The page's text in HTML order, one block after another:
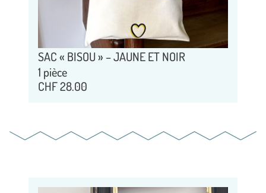
SAC « BISOU » – JAUNE ET NOIR
1 pièce
CHF28.00